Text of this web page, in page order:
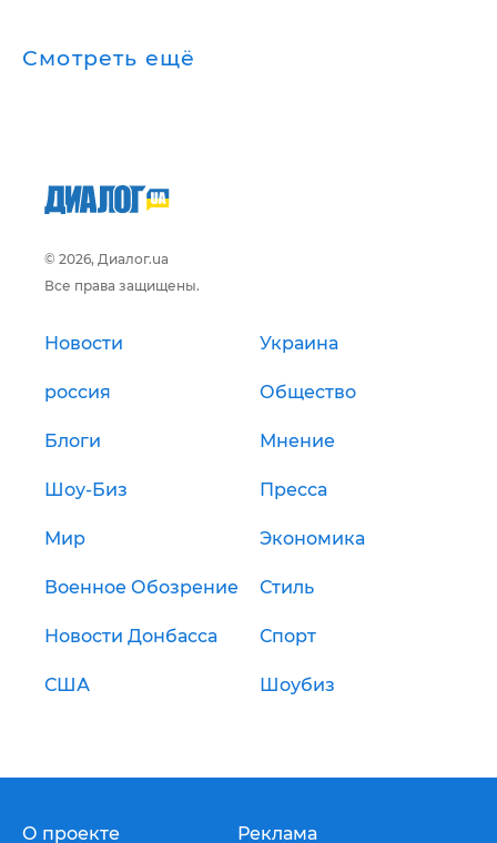
Смотреть ещё
© 2026, Диалог.ua
Все права защищены.
Новости Украина
россия Общество
Блоги Мнение
Шоу-Биз Пресса
Мир Экономика
Военное Обозрение Стиль
Новости Донбасса Спорт
США Шоубиз
О проекте Реклама